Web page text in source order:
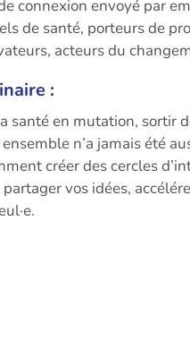
connexion envoyé par
de santé, porteurs de
acteurs du
:
santé en mutation, sortir
n’a jamais été
créer des cercles
vos idées,